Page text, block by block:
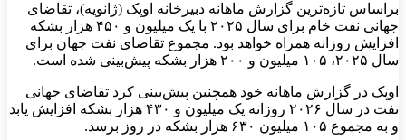
براساس تازه‌ترین گزارش ماهانه دبیرخانه اوپک (ژانویه)، تقاضای
جهانی نفت خام برای سال ۲۰۲۵ با یک میلیون و ۴۵۰ هزار بشکه
افزایش روزانه همراه خواهد بود. مجموع تقاضای نفت جهان برای
سال ۲۰۲۵، ۱۰۵ میلیون و ۲۰۰ هزار بشکه پیش‌بینی شده است.
اوپک در گزارش ماهانه خود همچنین پیش‌بینی کرد تقاضای جهانی
نفت در سال ۲۰۲۶ روزانه یک‌ میلیون و ۴۳۰ هزار بشکه افزایش یابد
و به مجموع ۱۰۵ میلیون ۶۳۰ هزار بشکه در روز برسد.